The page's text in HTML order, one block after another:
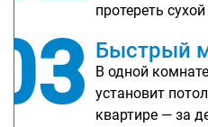
протереть
Быстрый
В одной
установит
квартире — за